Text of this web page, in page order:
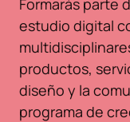
Formarás parte
estudio digital
productos,
diseño y la
programa de